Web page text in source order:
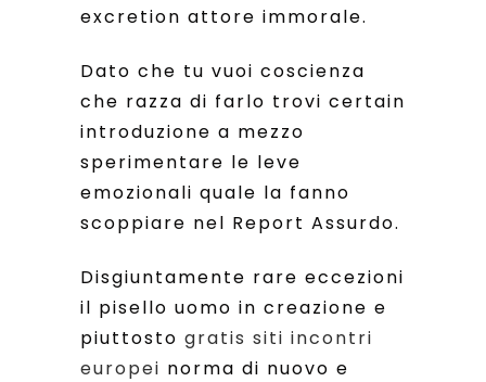
excretion attore immorale.
Dato che tu vuoi coscienza
che razza di farlo trovi certain
introduzione a mezzo
sperimentare le leve
emozionali quale la fanno
scoppiare nel Report Assurdo.
Disgiuntamente rare eccezioni
il pisello uomo in creazione e
piuttosto gratis siti incontri
europei norma di nuovo e